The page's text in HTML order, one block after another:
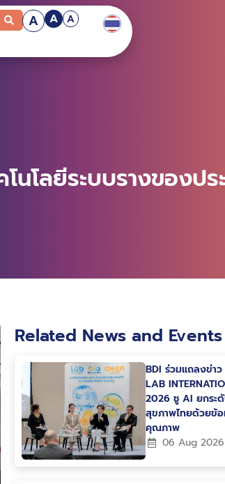
A A A
โลยีระบบรางของปร
Related News and Events
BDI ร่วมแถลงข่า
LAB
2026 ชู AI ยกระ
สุขภาพไทยด้วยข้
คุณภาพ
06 Aug 2026